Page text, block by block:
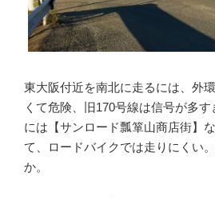
東大阪付近を南北に走るには、外
くて危険、旧170号線は信号が多
には【サンロード瓢箪山商店街】
て、ロードバイクでは走りにくい
か。